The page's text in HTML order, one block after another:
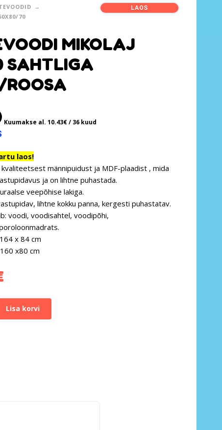
70
LAOS
MIKOLAJ
SAHTLIGA
Kuumakse al. 10.43€/ 36 kuud
laos!
männipuidust ja MDF-plaadist , mida
ja on lihtne puhastada.
veepõhise lakiga.
lihtne kokku panna, kergesti puhastatav.
voodi, voodisahtel, voodipõhi,
x 84 cm
x80 cm
Lisa korvi